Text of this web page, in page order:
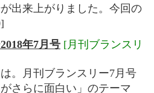
出来上がりました。今回の
年7月号 [月刊ブランスリ
。月刊ブランスリー7月号
さらに面白い」のテーマ